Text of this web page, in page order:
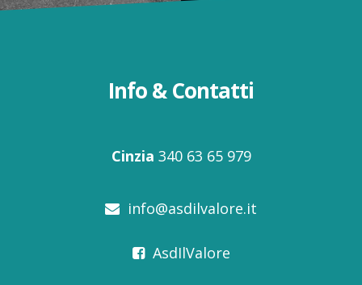
Info & Contatti
Cinzia 340 63 65 979
info@asdilvalore.it
AsdIlValore